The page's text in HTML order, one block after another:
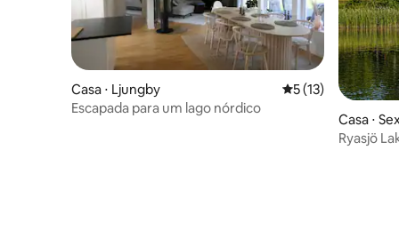
Casa ⋅ Ljungby 5 de uma
5 (13)
Escapada para um lago nórdico
Casa ⋅
Ryasjö